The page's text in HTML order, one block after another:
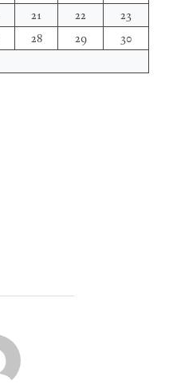
21 22
23
28 29
30